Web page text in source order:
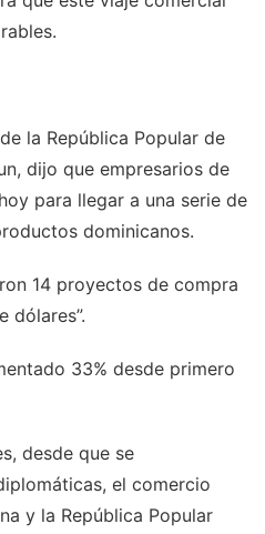
la República Popular de
dijo que empresarios de
para llegar a una serie de
dominicanos.
14 proyectos de compra
dólares”.
33% desde primero
desde que se
el comercio
y la República Popular